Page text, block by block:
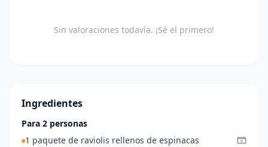
Sin valoraciones todavía. ¡Sé el primero!
Ingredientes
Para 2 personas
1 paquete de raviolis rellenos de espinacas